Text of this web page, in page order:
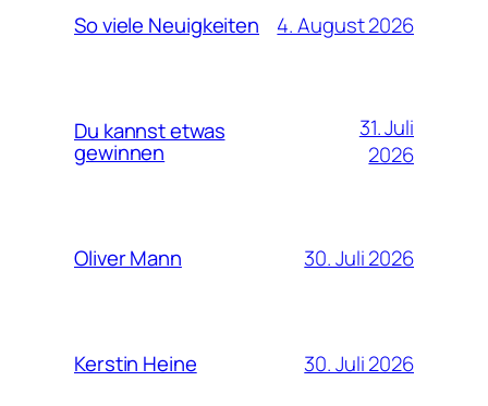
So viele Neuigkeiten 4. August 2026
Du kannst etwas
gewinnen
31. Juli
2026
Oliver Mann 30. Juli 2026
Kerstin Heine 30. Juli 2026